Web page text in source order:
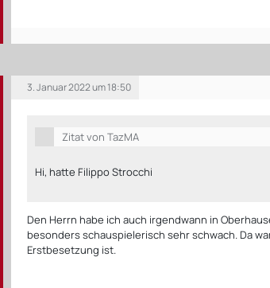
3. Januar 2022 um 18:50
Zitat von TazMA
Hi, hatte Filippo Strocchi
Den Herrn habe ich auch irgendwann in
besonders schauspielerisch sehr schwach. Da
Erstbesetzung ist.